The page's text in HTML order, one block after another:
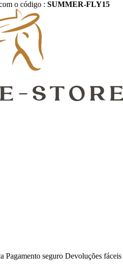
o código : SUMMER-FLY15
Pagamento seguro Devoluções fáceis